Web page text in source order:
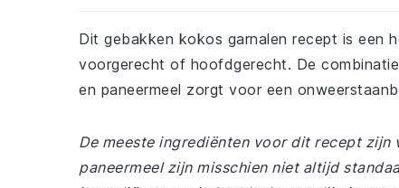
Dit gebakken kokos garnalen recept is een
voorgerecht of hoofdgerecht. De
en paneermeel zorgt voor een
De meeste ingrediënten voor dit recept
paneermeel zijn misschien niet altijd